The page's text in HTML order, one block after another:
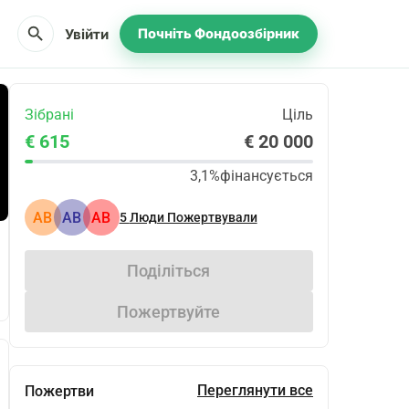
search Увійти Почніть Фондоозбірник
Зібрані Ціль
€ 615 € 20 000
3,1%фінансується
АВ АВ АВ 5Люди Пожертвували
Поділіться
Пожертвуйте
Пожертви Переглянути все